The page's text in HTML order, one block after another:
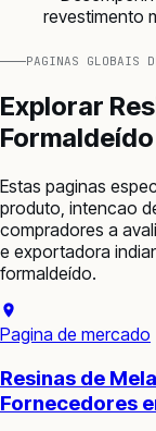
revestimento
PAGINAS GLOBAIS
Explorar
Formaldeído
Estas paginas
produto, intencao
compradores a
e exportadora
formaldeído.
Pagina de mercado
Resinas de
Fornecedores